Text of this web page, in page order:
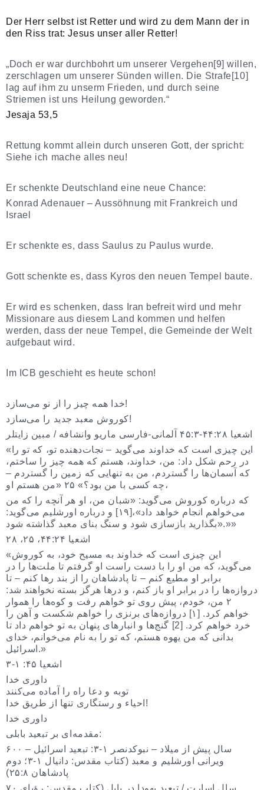
Der Herr selbst ist Retter und wird zu dem Mann der in
den Riss trat: Jesus unser aller Retter!
„Doch er war durchbohrt um unserer Vergehen[9] willen,
zerschlagen um unserer Sünden willen. Die Strafe[10]
lag auf ihm zu unserm Frieden, und durch seine
Striemen ist uns Heilung geworden.“
Jesaja 53,5
Rettung kommt allein durch unseren Gott, der spricht:
Siehe ich mache alles neu!
Er schenkte Deutschland eine neue Chance:
Konrad Adenauer – Aussöhnung mit Frankreich und
Israel
Er schenkte es, dass Saulus zu Paulus wurde.
Gott schenkte es, dass Kyros den neuen Tempel baute.
Er wird es schenken, dass Iran befreit wird und mehr
Missionare aus diesem Land kommen und helfen
werden, dass der neue Tempel, die Gemeinde der Welt
aufgebaut wird.
Im ICB geschieht es heute schon!
خدا همه چیز را از نو می‌سازد!
کوروش معبد جدید را می‌سازد!
اشعیا ۴۴:۲۸-۴۵:۳ آلمانی-فارسی ماریو وانشافه / مبین زایتلر
«این چیزی است که خداوند می‌گوید – نجات‌دهنده تو، که تو را
در رحم شکل داد: من، خداوند، هستم که همه چیز را ساختم،
که آسمان‌ها را گستردم، من به تنهایی که زمین را گستردم –
چه کسی با من بود؟» ۲۵ «من هستم او،
که درباره کوروش می‌گوید: «شبان من، او هر آنچه را که من
می‌خواهم انجام خواهد داد»،[۱۹] و درباره اورشلیم می‌گوید:
«بگذارید بازسازی شود و سنگ بنای معبد گذاشته شود.»»
اشعیا ۴۴:۲۴، ۲۵، ۲۸
«این چیزی است که خداوند به مسیح خود، به کوروش
می‌گوید، که من او را با دست راست او گرفتم تا ملت‌ها را در
برابر او مطیع کنم – تا پادشاهان را از بند رها کنم – تا
دروازه‌ها را در برابر او باز کنم، و درها هرگز بسته نخواهند شد:
۲ من، خودم، پیش روی تو خواهم رفت و کوه‌ها را هموار
خواهم کرد. [۱] دروازه‌های برنزی را خواهم شکست و آهن را
خرد خواهم کرد. [2] گنج‌ها و انبارهای پنهان به تو خواهم داد تا
بدانی که من یهوه هستم، که تو را به نام می‌خوانم، خدای
اسرائیل.»
اشعیا ۴۵: ۱-۳
داوری خدا
توبه و دعا راه را آماده می‌کنند
احیاء و رستگاری تنها از طریق خدا!
داوری خدا
مقدمه‌ای بر تبعید بابلی:
۶۰۰ سال پیش از میلاد – نبوکدنصر ۱-۳: تبعید اسرائیل –
ویرانی اورشلیم و معبد (کتاب مقدس: دانیال ۱-۳؛ دوم
پادشاهان ۲۵:۸)
۷۰ سال اسارت / تبعید یهودا در بابل (کتاب مقدس: رؤیای